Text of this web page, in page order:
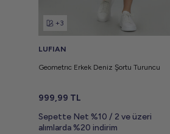
+3
LUFIAN
Geometrıc Erkek Deniz Şortu Turuncu
999,99 TL
Sepette Net %10 / 2 ve üzeri
alımlarda %20 indirim